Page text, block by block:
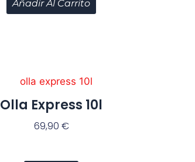
Añadir Al Carrito
Olla Express 10l
69,90 €